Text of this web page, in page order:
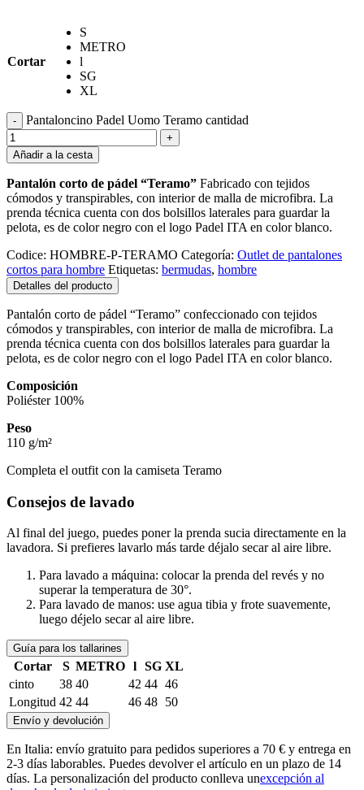
Cortar
S
METRO
l
SG
XL
- Pantaloncino Padel Uomo Teramo cantidad
+
Añadir a la cesta
Pantalón corto de pádel “Teramo” Fabricado con tejidos
cómodos y transpirables, con interior de malla de microfibra. La
prenda técnica cuenta con dos bolsillos laterales para guardar la
pelota, es de color negro con el logo Padel ITA en color blanco.
Codice: HOMBRE-P-TERAMO Categoría: Outlet de pantalones
cortos para hombre Etiquetas: bermudas, hombre
Detalles del producto
Pantalón corto de pádel “Teramo” confeccionado con tejidos
cómodos y transpirables, con interior de malla de microfibra. La
prenda técnica cuenta con dos bolsillos laterales para guardar la
pelota, es de color negro con el logo Padel ITA en color blanco.
Composición
Poliéster 100%
Peso
110 g/m²
Completa el outfit con la camiseta Teramo
Consejos de lavado
Al final del juego, puedes poner la prenda sucia directamente en la
lavadora. Si prefieres lavarlo más tarde déjalo secar al aire libre.
Para lavado a máquina: colocar la prenda del revés y no
superar la temperatura de 30°.
Para lavado de manos: use agua tibia y frote suavemente,
luego déjelo secar al aire libre.
Guía para los tallarines
Cortar S METRO l SG XL
cinto
38 40 42 44 46
Longitud 42 44 46 48 50
Envío y devolución
En Italia: envío gratuito para pedidos superiores a 70 € y entrega en
2-3 días laborables. Puedes devolver el artículo en un plazo de 14
días. La personalización del producto conlleva unexcepción al